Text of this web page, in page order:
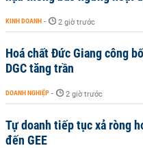
KINH DOANH - 2 giờ trước
Hoá chất Đức Giang công
DGC tăng trần
DOANH NGHIỆP - 2 giờ trước
Tự doanh tiếp tục xả ròng
đến GEE